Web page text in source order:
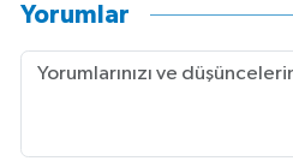
Yorumlar